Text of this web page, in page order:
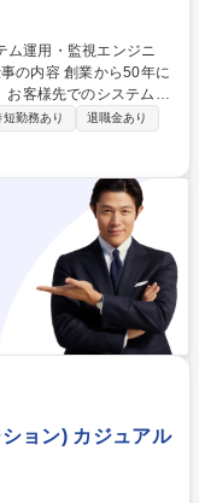
お客様先でのシステム運
境で着実に専門知識や
念があれば営業担当が
給与は全額支給いたしま
たします。運用監視か
特別休暇を活用し心身
全額支給
短勤務あり
退職金あり
ョン) カジュアル